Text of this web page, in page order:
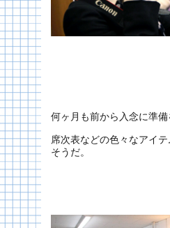
何ヶ月も前から入念に準備
席次表などの色々なアイ
そうだ。